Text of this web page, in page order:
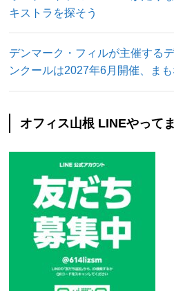
キストラを探そう
デンマーク・フィルが主催する
ンクールは2027年6月開催、ま
オフィス山根 LINEやって